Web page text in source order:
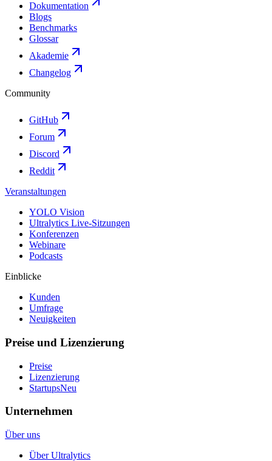
Dokumentation
Blogs
Benchmarks
Glossar
Akademie
Changelog
Community
GitHub
Forum
Discord
Reddit
Veranstaltungen
YOLO Vision
Ultralytics Live-Sitzungen
Konferenzen
Webinare
Podcasts
Einblicke
Kunden
Umfrage
Neuigkeiten
Preise und Lizenzierung
Preise
Lizenzierung
StartupsNeu
Unternehmen
Über uns
Über Ultralytics